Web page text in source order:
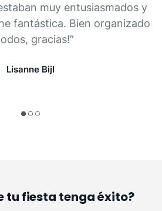
muy entusiasmados y
fantástica. Bien organizado
gracias!”
Lisanne Bijl
tu fiesta tenga éxito?